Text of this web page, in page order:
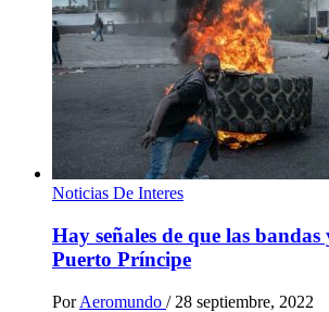
Noticias De Interes
Hay señales de que las
Puerto Príncipe
Por Aeromundo / 28 septiembre, 2022